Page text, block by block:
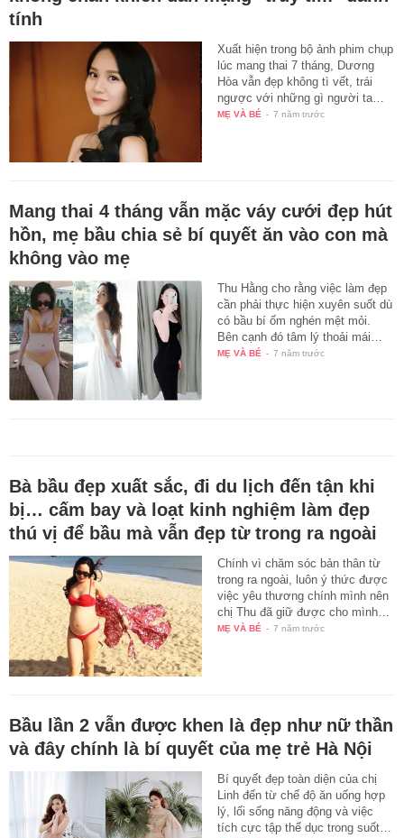
tính
Xuất hiện trong bộ ảnh phim chụp
lúc mang thai 7 tháng, Dương
Hòa vẫn đẹp không tì vết, trái
ngược với những gì người ta…
MẸ VÀ BÉ - 7 năm trước
Mang thai 4 tháng vẫn mặc váy cưới đẹp hút
hồn, mẹ bầu chia sẻ bí quyết ăn vào con mà
không vào mẹ
Thu Hằng cho rằng việc làm đẹp
cần phải thực hiện xuyên suốt dù
có bầu bí ốm nghén mệt mỏi.
Bên cạnh đó tâm lý thoải mái…
MẸ VÀ BÉ - 7 năm trước
Bà bầu đẹp xuất sắc, đi du lịch đến tận khi
bị… cấm bay và loạt kinh nghiệm làm đẹp
thú vị để bầu mà vẫn đẹp từ trong ra ngoài
Chính vì chăm sóc bản thân từ
trong ra ngoài, luôn ý thức được
việc yêu thương chính mình nên
chị Thu đã giữ được cho mình…
MẸ VÀ BÉ - 7 năm trước
Bầu lần 2 vẫn được khen là đẹp như nữ thần
và đây chính là bí quyết của mẹ trẻ Hà Nội
Bí quyết đẹp toàn diện của chị
Linh đến từ chế độ ăn uống hợp
lý, lối sống năng động và việc
tích cực tập thể dục trong suốt…